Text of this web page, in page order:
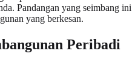
Pandangan yang seimbang ini
yang berkesan.
Peribadi